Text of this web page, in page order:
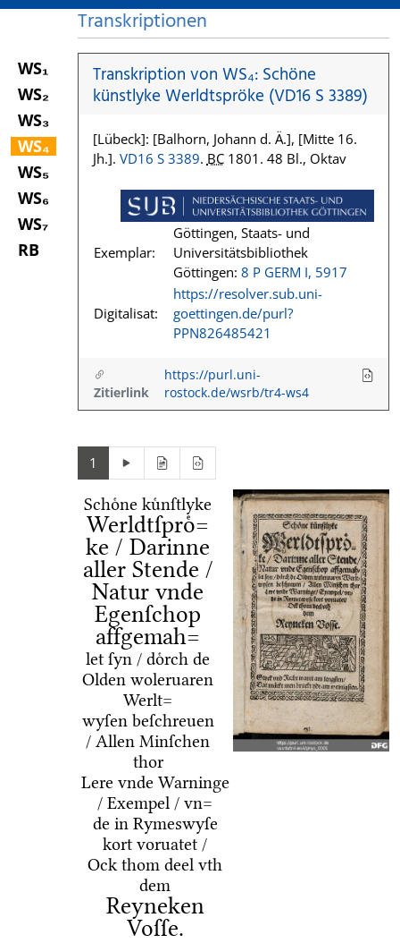
WS₁
WS₂
WS₃
WS₄
WS₅
WS₆
WS₇
RB
Transkriptionen
Transkription von WS₄: Schöne
künstlyke Werldtspröke (VD16 S 3389)
[Lübeck]: [Balhorn, Johann d. Ä.], [Mitte 16.
Jh.]. VD16 S 3389. BC1801. 48 Bl., Oktav
Exemplar:
Göttingen, Staats- und
Universitätsbibliothek
Göttingen: 8 P GERM I, 5917
Digitalisat:
https://resolver.sub.uni-
goettingen.de/purl?
PPN826485421
Zitierlink
https://purl.uni-
rostock.de/wsrb/tr4-ws4
1
Schoͤne kuͤnſtlyke
Werldtſproͤ=
ke / Darinne
aller Stende /
Natur vnde
Egenſchop
affgemah=
let ſyn / doͤrch de
Olden woleruaren
Werlt=
wyſen beſchreuen
/ Allen Minſchen
thor
Lere vnde Warninge
/ Exempel / vn=
de in Rymeswyſe
kort voruatet /
Ock thom deel vth
dem
Reyneken
Voſſe.